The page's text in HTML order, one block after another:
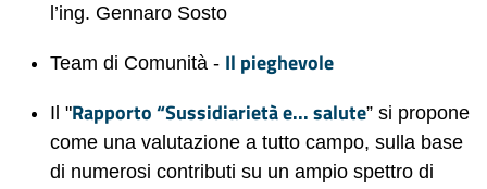
l’ing. Gennaro Sosto
Team di Comunità - Il pieghevole
Il "Rapporto “Sussidiarietà e... salute” si propone
come una valutazione a tutto campo, sulla base
di numerosi contributi su un ampio spettro di